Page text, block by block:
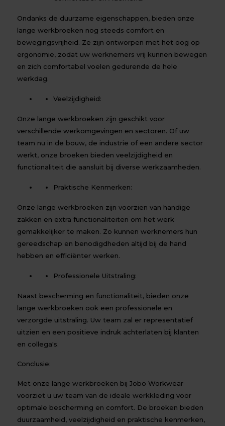
Ondanks de duurzame eigenschappen, bieden onze
lange werkbroeken nog steeds comfort en
bewegingsvrijheid. Ze zijn ontworpen met het oog op
ergonomie, zodat uw werknemers vrij kunnen bewegen
en zich comfortabel voelen gedurende de hele
werkdag.
Veelzijdigheid:
Onze lange werkbroeken zijn geschikt voor
verschillende werkomgevingen en sectoren. Of uw
team nu in de bouw, de industrie of een andere sector
werkt, onze broeken bieden veelzijdigheid en
functionaliteit die aansluit bij diverse werkzaamheden.
Praktische Kenmerken:
Onze lange werkbroeken zijn voorzien van handige
zakken en extra functionaliteiten om het werk
gemakkelijker te maken. Zo kunnen werknemers hun
gereedschap en benodigdheden altijd bij de hand
hebben en efficiënter werken.
Professionele Uitstraling:
Naast bescherming en functionaliteit, bieden onze
lange werkbroeken ook een professionele en
verzorgde uitstraling. Uw team zal er representatief
uitzien en een positieve indruk achterlaten bij klanten
en collega's.
Conclusie:
Met onze lange werkbroeken bij Jobo Workwear
voorziet u uw team van de ideale werkkleding voor
optimale bescherming en comfort. De broeken bieden
duurzaamheid, veelzijdigheid en praktische kenmerken,